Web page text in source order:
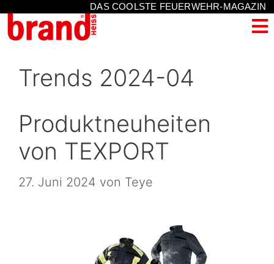
DAS COOLSTE FEUERWEHR-MAGAZIN
Trends 2024-04
Produktneuheiten
von TEXPORT
27. Juni 2024 von Teye